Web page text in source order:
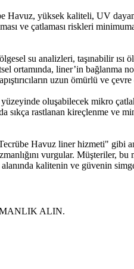
Havuz, yüksek kaliteli, UV
ve çatlaması riskleri
su analizleri, taşınabilir ısı
ortamında, liner’in bağlanma
uzun ömürlü ve
oluşabilecek mikro
sıkça rastlanan kireçlenme ve
Havuz liner hizmeti" gibi
vurgular. Müşteriler,
alanında kalitenin ve güvenin
ALIN.